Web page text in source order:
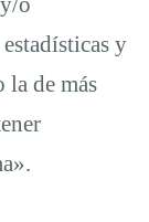
y
la de más